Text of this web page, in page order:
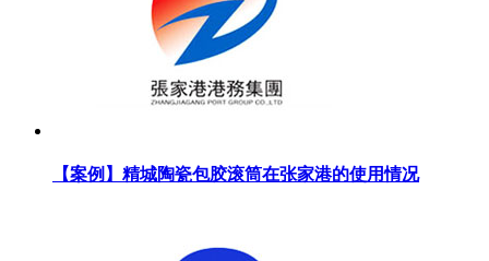
【案例】精城陶瓷包胶滚筒在张家港的使用情况